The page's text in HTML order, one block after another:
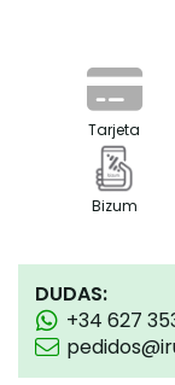
Tarjeta
Bizum
DUDAS:
+34 627